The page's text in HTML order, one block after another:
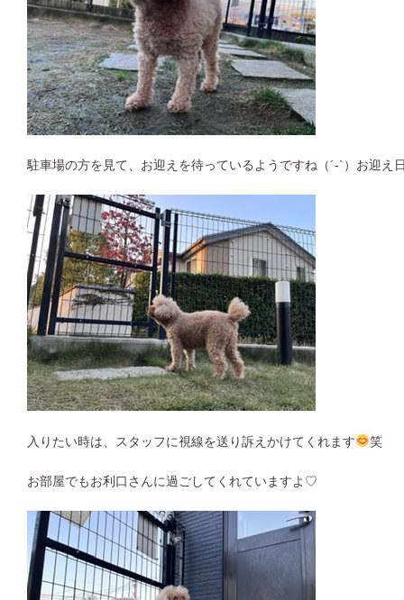
駐車場の方を見て、お迎えを待っているようですね（´-`）お迎え
入りたい時は、スタッフに視線を送り訴えかけてくれます 笑
お部屋でもお利口さんに過ごしてくれていますよ♡